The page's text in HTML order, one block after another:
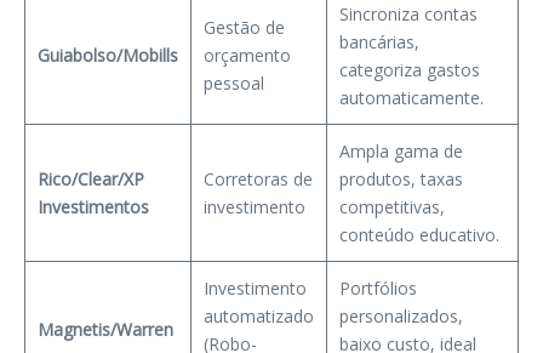
Guiabolso/Mobills
Gestão de
orçamento
pessoal
Sincroniza contas
bancárias,
categoriza gastos
automaticamente.
Rico/Clear/XP
Investimentos
Corretoras de
investimento
Ampla gama de
produtos, taxas
competitivas,
conteúdo educativo.
Magnetis/Warren
Investimento
automatizado
(Robo-
Portfólios
personalizados,
baixo custo, ideal